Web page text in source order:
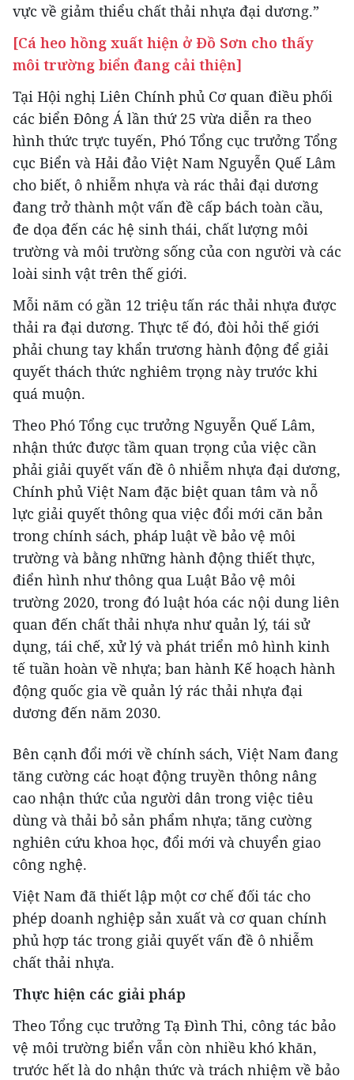
vực về giảm thiểu chất thải nhựa đại dương.”
[Cá heo hồng xuất hiện ở Đồ Sơn cho thấy
môi trường biển đang cải thiện]
Tại Hội nghị Liên Chính phủ Cơ quan điều phối
các biển Đông Á lần thứ 25 vừa diễn ra theo
hình thức trực tuyến, Phó Tổng cục trưởng Tổng
cục Biển và Hải đảo Việt Nam Nguyễn Quế Lâm
cho biết, ô nhiễm nhựa và rác thải đại dương
đang trở thành một vấn đề cấp bách toàn cầu,
đe dọa đến các hệ sinh thái, chất lượng môi
trường và môi trường sống của con người và các
loài sinh vật trên thế giới.
Mỗi năm có gần 12 triệu tấn rác thải nhựa được
thải ra đại dương. Thực tế đó, đòi hỏi thế giới
phải chung tay khẩn trương hành động để giải
quyết thách thức nghiêm trọng này trước khi
quá muộn.
Theo Phó Tổng cục trưởng Nguyễn Quế Lâm,
nhận thức được tầm quan trọng của việc cần
phải giải quyết vấn đề ô nhiễm nhựa đại dương,
Chính phủ Việt Nam đặc biệt quan tâm và nỗ
lực giải quyết thông qua việc đổi mới căn bản
trong chính sách, pháp luật về bảo vệ môi
trường và bằng những hành động thiết thực,
điển hình như thông qua Luật Bảo vệ môi
trường 2020, trong đó luật hóa các nội dung liên
quan đến chất thải nhựa như quản lý, tái sử
dụng, tái chế, xử lý và phát triển mô hình kinh
tế tuần hoàn về nhựa; ban hành Kế hoạch hành
động quốc gia về quản lý rác thải nhựa đại
dương đến năm 2030.
Bên cạnh đổi mới về chính sách, Việt Nam đang
tăng cường các hoạt động truyền thông nâng
cao nhận thức của người dân trong việc tiêu
dùng và thải bỏ sản phẩm nhựa; tăng cường
nghiên cứu khoa học, đổi mới và chuyển giao
công nghệ.
Việt Nam đã thiết lập một cơ chế đối tác cho
phép doanh nghiệp sản xuất và cơ quan chính
phủ hợp tác trong giải quyết vấn đề ô nhiễm
chất thải nhựa.
Thực hiện các giải pháp
Theo Tổng cục trưởng Tạ Đình Thi, công tác bảo
vệ môi trường biển vẫn còn nhiều khó khăn,
trước hết là do nhận thức và trách nhiệm về bảo